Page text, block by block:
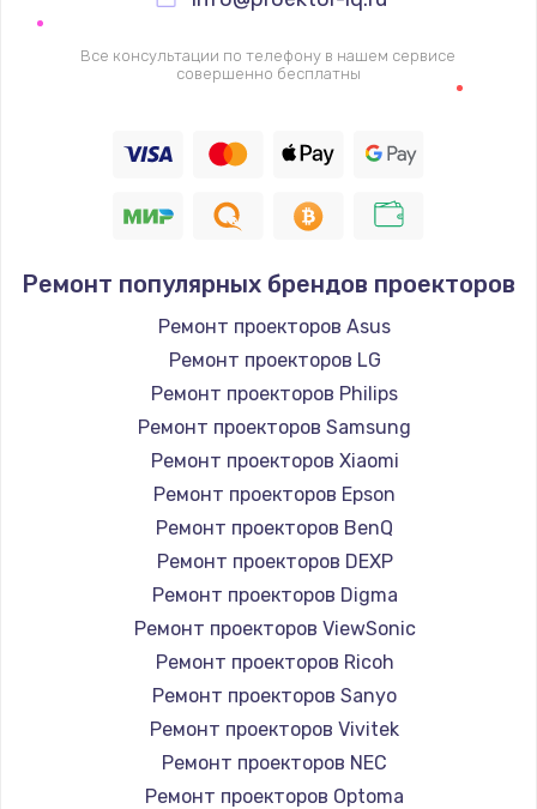
Все консультации по телефону в нашем сервисе
совершенно бесплатны
Ремонт популярных брендов проекторов
Ремонт проекторов Asus
Ремонт проекторов LG
Ремонт проекторов Philips
Ремонт проекторов Samsung
Ремонт проекторов Xiaomi
Ремонт проекторов Epson
Ремонт проекторов BenQ
Ремонт проекторов DEXP
Ремонт проекторов Digma
Ремонт проекторов ViewSonic
Ремонт проекторов Ricoh
Ремонт проекторов Sanyo
Ремонт проекторов Vivitek
Ремонт проекторов NEC
Ремонт проекторов Optoma